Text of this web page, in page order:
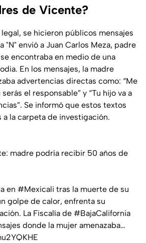
de Vicente?
se hicieron públicos mensajes
"N" envió a Juan Carlos Meza, padre
encontraba en medio de una
En los mensajes, la madre
advertencias directas como: “Me
el responsable” y “Tu hijo va a
Se informó que estos textos
a la carpeta de investigación.
madre podría recibir 50 años de
en #Mexicali tras la muerte de su
golpe de calor, enfrenta su
La Fiscalía de #BajaCalifornia
donde la mujer amenazaba…